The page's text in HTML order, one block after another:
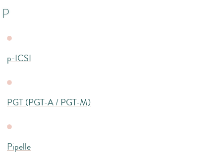
P
p-ICSI
PGT (PGT-A / PGT-M)
Pipelle